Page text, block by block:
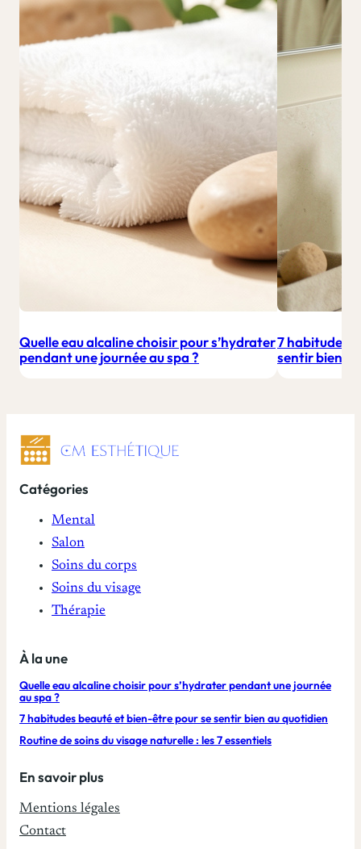
Quelle eau alcaline choisir pour s’hydrater
pendant une journée au spa ?
7 habitudes
sentir bien
Catégories
Mental
Salon
Soins du corps
Soins du visage
Thérapie
À la une
Quelle eau alcaline choisir pour s’hydrater pendant une journée
au spa ?
7 habitudes beauté et bien-être pour se sentir bien au quotidien
Routine de soins du visage naturelle : les 7 essentiels
En savoir plus
Mentions légales
Contact